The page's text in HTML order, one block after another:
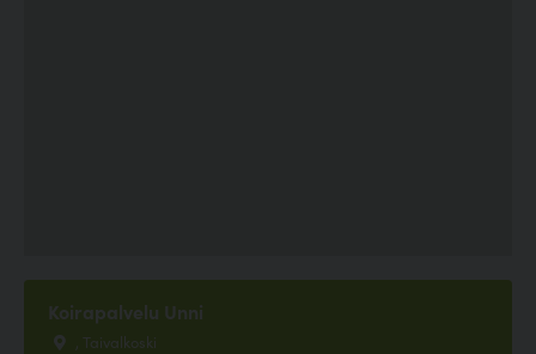
Koirapalvelu Unni
, Taivalkoski